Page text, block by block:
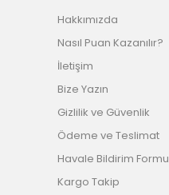
Hakkımızda
Nasıl Puan Kazanılır?
İletişim
Bize Yazın
Gizlilik ve Güvenlik
Ödeme ve Teslimat
Havale Bildirim Formu
Kargo Takip